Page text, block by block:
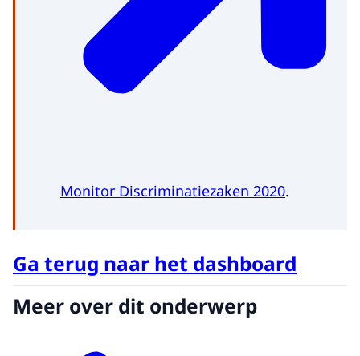
Monitor Discriminatiezaken 2020.
Ga terug naar het dashboard
Meer over dit onderwerp